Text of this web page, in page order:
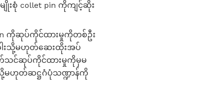
းစုံ collet pin ကိုကျင့်ဆိုး
ကိုဆုပ်ကိုင်ထားမှုကိုတစ်ဦး
းသို့မဟုတ်ဆေးထိုးအပ်
သင်ဆုပ်ကိုင်ထားမှုကိုမှမ
မဟုတ်ဆဋ္ဌဂံပုံသဏ္ဍာန်ကို